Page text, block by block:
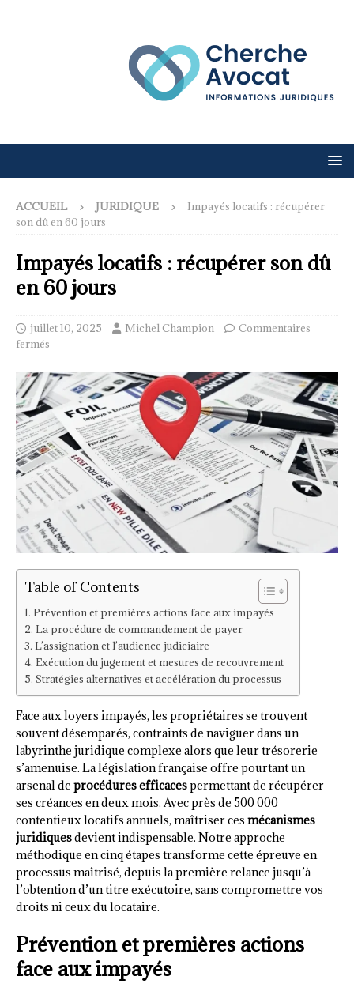
ACCUEIL JURIDIQUE
Impayés locatifs : récupérer
son dû en 60 jours
Impayés locatifs : récupérer son dû
en 60 jours
juillet 10, 2025 Michel Champion
Commentaires
fermés
Table of Contents
Prévention et premières actions face aux impayés
La procédure de commandement de payer
L’assignation et l’audience judiciaire
Exécution du jugement et mesures de recouvrement
Stratégies alternatives et accélération du processus
Face aux loyers impayés, les propriétaires se trouvent
souvent désemparés, contraints de naviguer dans un
labyrinthe juridique complexe alors que leur trésorerie
s’amenuise. La législation française offre pourtant un
arsenal de procédures efficacespermettant de récupérer
ses créances en deux mois. Avec près de 500 000
contentieux locatifs annuels, maîtriser ces mécanismes
juridiquesdevient indispensable. Notre approche
méthodique en cinq étapes transforme cette épreuve en
processus maîtrisé, depuis la première relance jusqu’à
l’obtention d’un titre exécutoire, sans compromettre vos
droits ni ceux du locataire.
Prévention et premières actions
face aux impayés